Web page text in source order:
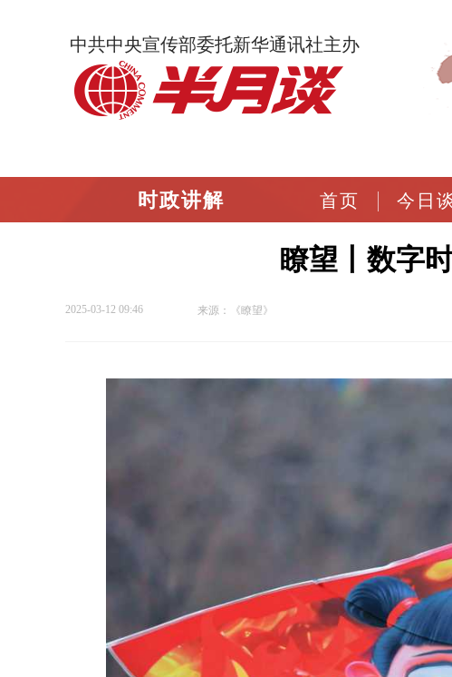
中共中央宣传部委托新华通讯社主办
时政讲解 首页 今日
瞭望丨数字
2025-03-12 09:46 来源：《瞭望》